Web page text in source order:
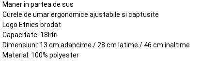
Maner in partea de sus
Curele de umar ergonomice ajustabile si captusite
Logo Etnies brodat
Capacitate: 18litri
Dimensiuni: 13 cm adancime / 28 cm latime / 46 cm inaltime
Material: 100% polyester